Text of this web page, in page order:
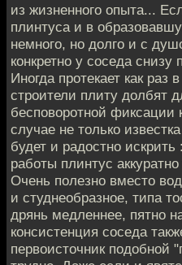
из жизненного опыта...
плинтуса и в
немного, но долго и с
конкретно у соседа снизу
Иногда протекает как раз
строители плиту долбят
бесповоротной
случае не только
будет и радостно
работы плинтус
Очень полезно вместо
и студнеобразное, типа
дрянь медленнее, пятно
консистенция соседа
первоисточник подобной